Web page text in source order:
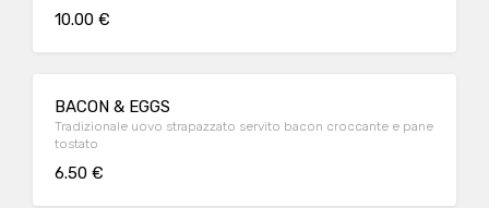
10.00 €
BACON & EGGS
Tradizionale uovo strapazzato servito bacon croccante e pane
tostato
6.50 €